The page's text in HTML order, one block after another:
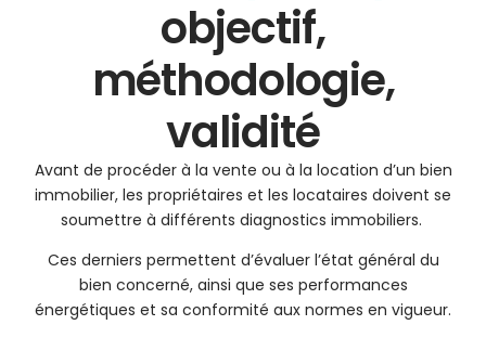
objectif,
méthodologie,
validité
Avant de procéder à la vente ou à la location d’un bien
immobilier, les propriétaires et les locataires doivent se
soumettre à différents diagnostics immobiliers.
Ces derniers permettent d’évaluer l’état général du
bien concerné, ainsi que ses performances
énergétiques et sa conformité aux normes en vigueur.